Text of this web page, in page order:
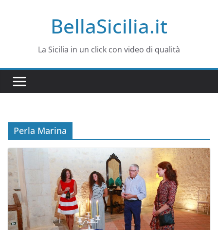
BellaSicilia.it
La Sicilia in un click con video di qualità
Perla Marina